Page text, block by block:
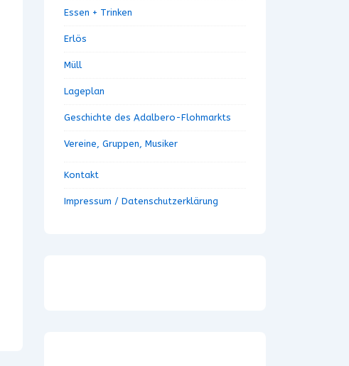
Essen + Trinken
Erlös
Müll
Lageplan
Geschichte des Adalbero-Flohmarkts
Vereine, Gruppen, Musiker
Kontakt
Impressum / Datenschutzerklärung